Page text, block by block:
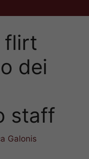
flirt
dei
staff
Galonis